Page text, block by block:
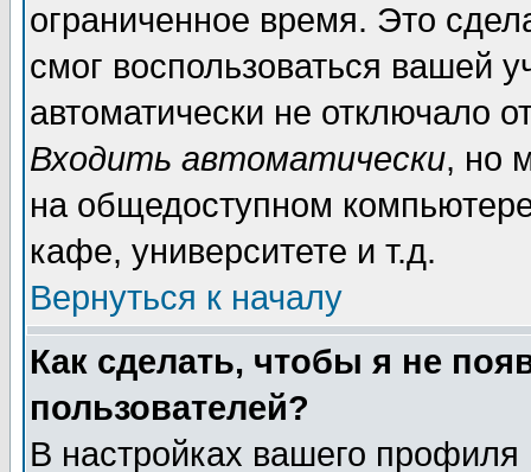
ограниченное время. Это
смог воспользоваться вашей
автоматически не отключало
Входить автоматически, но
на общедоступном
кафе, университете и т.д.
Вернуться к началу
Как сделать, чтобы я не
пользователей?
В настройках вашего